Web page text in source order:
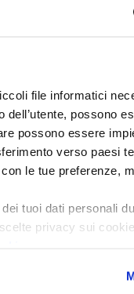
file informatici
possono
possono essere
verso paesi
le tue preferenze,
tuoi dati personali
privacy sui
cookie tecnici.